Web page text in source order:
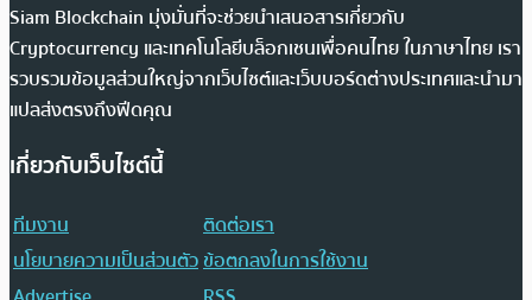
Siam Blockchain มุ่งมั่นที่จะช่วยนำเสนอสารเกี่ยวกับ
Cryptocurrency และเทคโนโลยีบล็อกเชนเพื่อคนไทย ในภาษาไทย เรา
รวบรวมข้อมูลส่วนใหญ่จากเว็บไซต์และเว็บบอร์ดต่างประเทศและนำมา
แปลส่งตรงถึงฟีดคุณ
เกี่ยวกับเว็บไซต์นี้
ทีมงาน
ติดต่อเรา
นโยบายความเป็นส่วนตัวข้อตกลงในการใช้งาน